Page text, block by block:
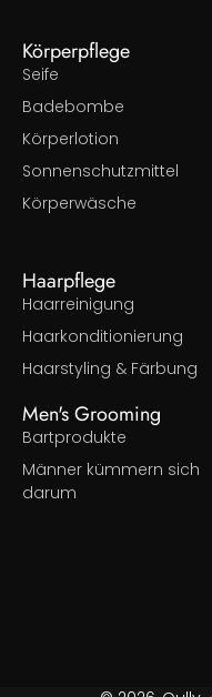
Körperpflege
Seife
Badebombe
Körperlotion
Sonnenschutzmittel
Körperwäsche
Haarpflege
Haarreinigung
Haarkonditionierung
Haarstyling & Färbung
Men's Grooming
Bartprodukte
Männer kümmern sich
darum